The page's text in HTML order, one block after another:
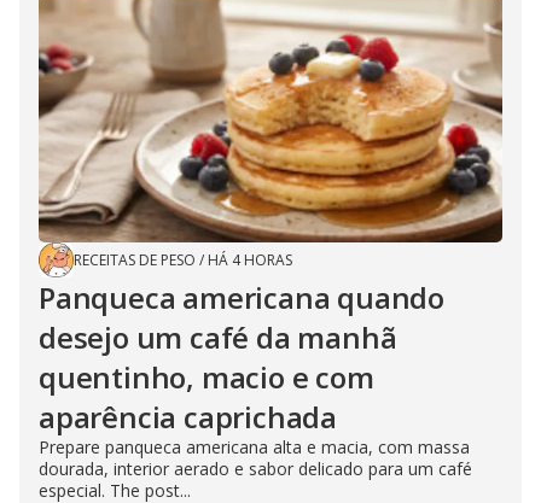
RECEITAS DE PESO / HÁ 4 HORAS
Panqueca americana quando
desejo um café da manhã
quentinho, macio e com
aparência caprichada
Prepare panqueca americana alta e macia, com massa
dourada, interior aerado e sabor delicado para um café
especial. The post...